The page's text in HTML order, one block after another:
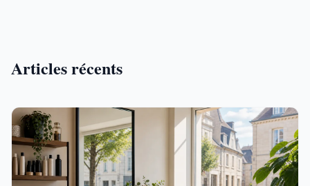
Articles récents